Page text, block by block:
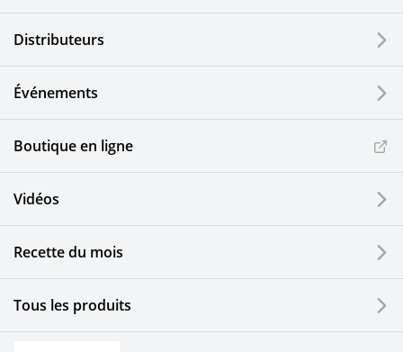
Distributeurs
Événements
Boutique en ligne
Vidéos
Recette du mois
Tous les produits